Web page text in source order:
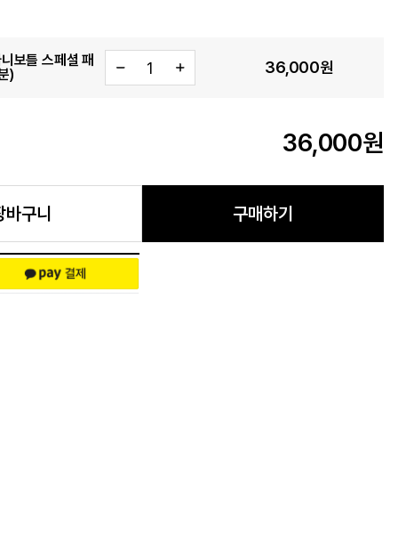
보틀 스페셜 패
)
36,000원
36,000원
바구니 구매하기